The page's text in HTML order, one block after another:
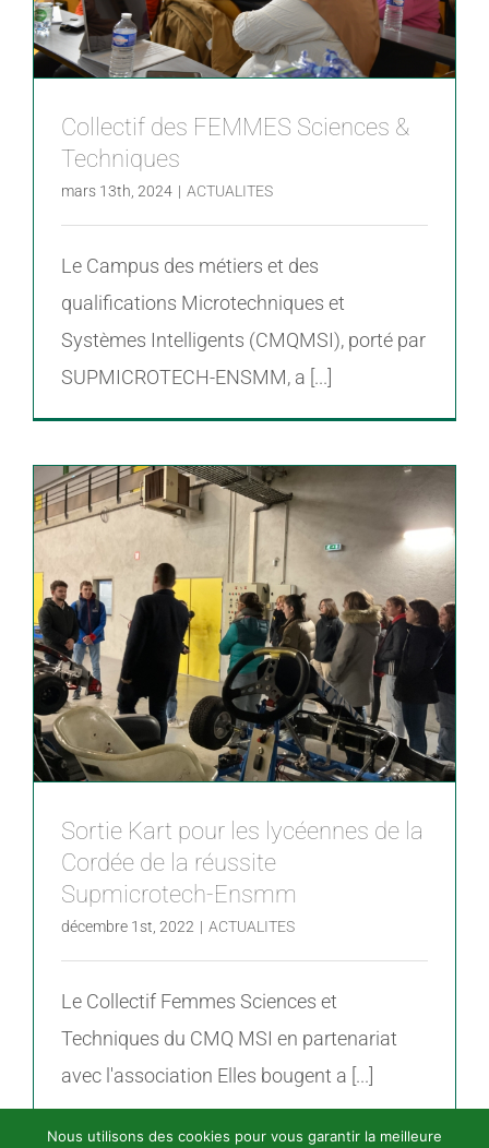
Collectif des FEMMES Sciences &
Techniques
mars 13th, 2024 | ACTUALITES
Le Campus des métiers et des
qualifications Microtechniques et
Systèmes Intelligents (CMQMSI), porté par
SUPMICROTECH-ENSMM, a [...]
Sortie Kart pour les lycéennes de la
Cordée de la réussite
Supmicrotech-Ensmm
décembre 1st, 2022 | ACTUALITES
Le Collectif Femmes Sciences et
Techniques du CMQ MSI en partenariat
avec l'association Elles bougent a [...]
Nous utilisons des cookies pour vous garantir la meilleure